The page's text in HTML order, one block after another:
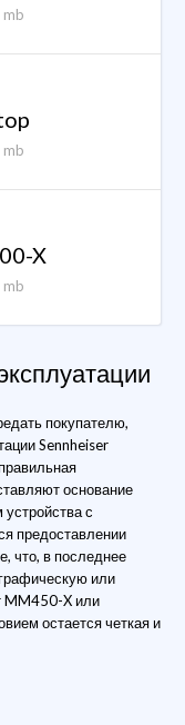
mb
mb
X
mb
покупателю,
Sennheiser
основание
с
предоставлении
что, в последнее
или
MM450-X или
остается четкая и